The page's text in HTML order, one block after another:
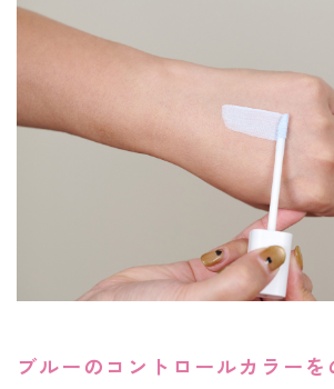
ブルーのコントロールカラーを